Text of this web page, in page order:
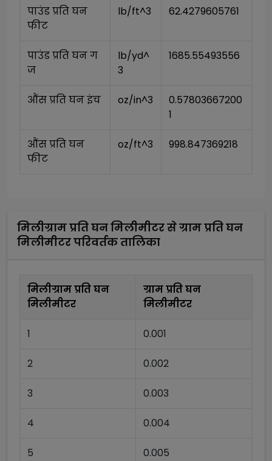
पाउंड प्रति घन
फीट
lb/ft^3 62.4279605761
पाउंड प्रति घन ग
ज
lb/yd^
3
1685.55493556
औंस प्रति घन इंच oz/in^3
0.57803667200
1
औंस प्रति घन
फीट
oz/ft^3 998.847369218
मिलीग्राम प्रति घन मिलीमीटरसेग्राम प्रति घन
मिलीमीटरपरिवर्तक तालिका
मिलीग्राम प्रति घन
मिलीमीटर
ग्राम प्रति घन
मिलीमीटर
1 0.001
2 0.002
3 0.003
4 0.004
5 0.005